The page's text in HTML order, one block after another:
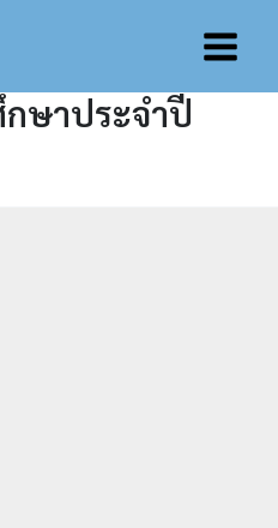
Main
ษาประจำปี